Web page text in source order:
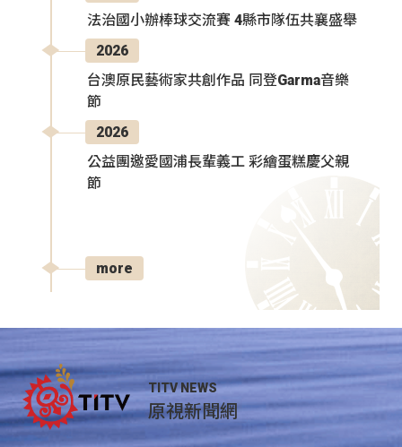
法治國小辦棒球交流賽 4縣市隊伍共襄盛舉
2026
台澳原民藝術家共創作品 同登Garma音樂
節
2026
公益團邀愛國浦長輩義工 彩繪蛋糕慶父親
節
more
TITV NEWS
原視新聞網